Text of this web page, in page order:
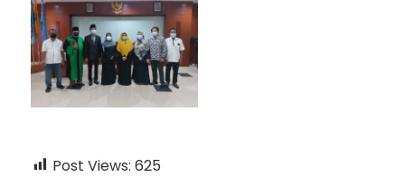
Post Views: 625